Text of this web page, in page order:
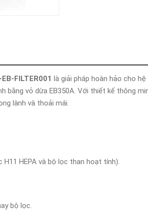
KHÓA
THÔNG
MINH
Lock
EB-FILTER001 là giải pháp hoàn hảo cho
bằng vỏ dừa EB350A. Với thiết kế thông
lành và thoải mái.
HEPA và bộ lọc than hoạt tính).
bộ lọc.